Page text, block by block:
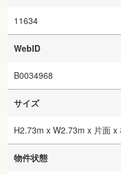
11634
WebID
B0034968
サイズ
H2.73m x W2.73m x 片面
物件状態